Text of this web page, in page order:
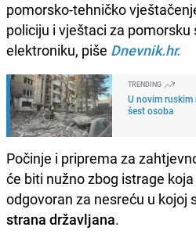
pomorsko-tehničko
policiju i vještaci za
elektroniku, piše Dnevnik.hr.
TRENDING
U novim
šest osoba
Počinje i priprema za
će biti nužno zbog istrage
odgovoran za nesreću u kojoj
strana državljana.